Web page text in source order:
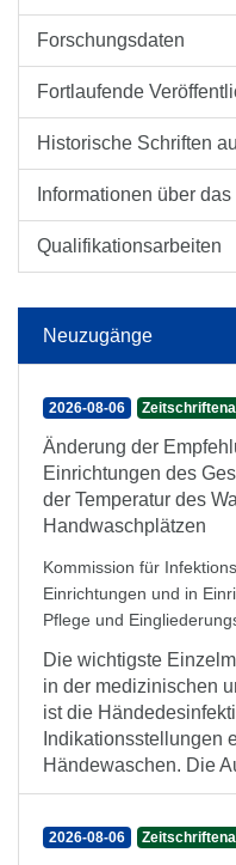
Forschungsdaten
Fortlaufende
Historische Schriften
Informationen über das
Qualifikationsarbeiten
Neuzugänge
2026-08-06
Änderung der
Einrichtungen des
der Temperatur des
Handwaschplätzen
Kommission für
Einrichtungen und in
Pflege und
Die wichtigste
in der medizinischen
ist die
Indikationsstellungen
Händewaschen. Die
2026-08-06